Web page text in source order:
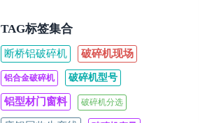
TAG标签集合
断桥铝破碎机 破碎机现场
铝合金破碎机 破碎机型号
铝型材门窗料 破碎机分选